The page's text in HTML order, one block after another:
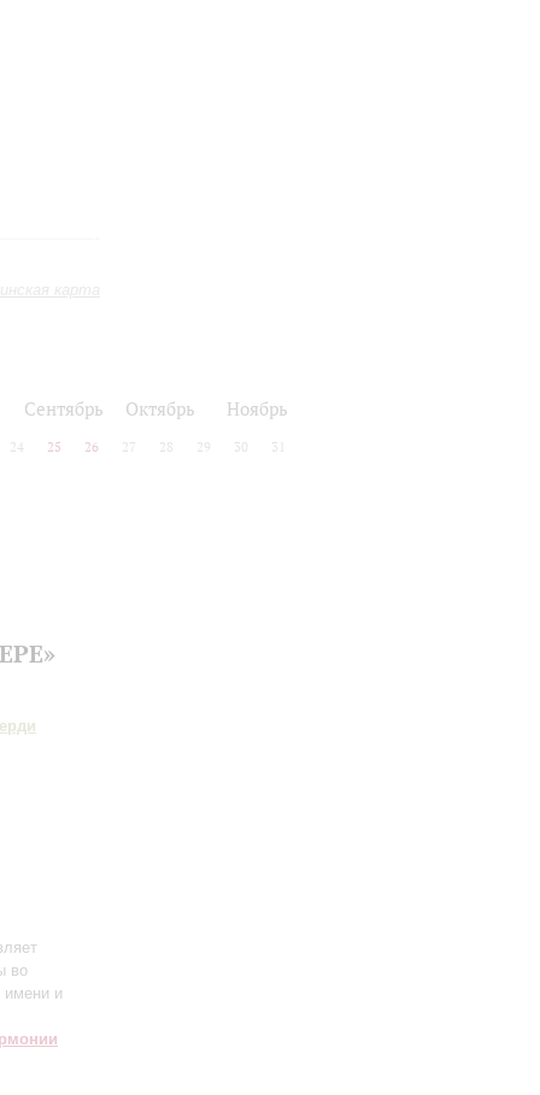
карта
Сентябрь Октябрь Ноябрь
24 25 26 27 28 29 30 31
во
имени и